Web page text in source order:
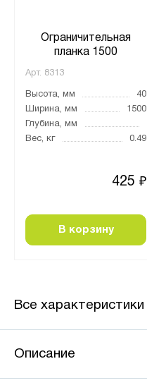
Ограничительная
планка 1500
Арт. 8313
Высота, мм
40
Ширина, мм
1500
Глубина, мм
Вес, кг
0.49
425 ₽
В корзину
Все характеристики
Описание